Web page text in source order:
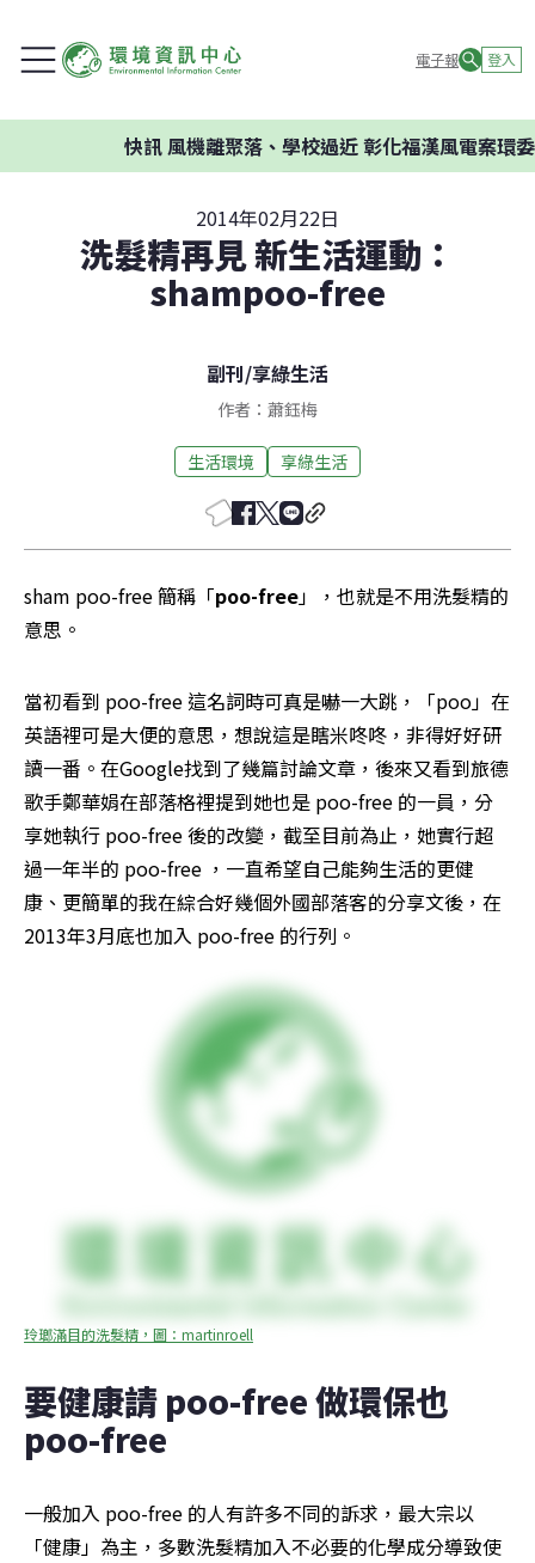
電子報 登入
風機離聚落、學校過近 彰化福漢風電案環委建議
2014年02月22日
洗髮精再見 新生活運動：
shampoo-free
副刊/享綠生活
作者：蕭鈺梅
生活環境 享綠生活
sham poo-free 簡稱「poo-free」，也就是不用洗髮精的
意思。
當初看到 poo-free 這名詞時可真是嚇一大跳，「poo」在
英語裡可是大便的意思，想說這是瞎米咚咚，非得好好研
讀一番。在Google找到了幾篇討論文章，後來又看到旅德
歌手鄭華娟在部落格裡提到她也是 poo-free 的一員，分
享她執行 poo-free 後的改變，截至目前為止，她實行超
過一年半的 poo-free ，一直希望自己能夠生活的更健
康、更簡單的我在綜合好幾個外國部落客的分享文後，在
2013年3月底也加入 poo-free 的行列。
玲瑯滿目的洗髮精，圖：martinroell
要健康請 poo-free 做環保也
poo-free
一般加入 poo-free 的人有許多不同的訴求，最大宗以
「健康」為主，多數洗髮精加入不必要的化學成分導致使